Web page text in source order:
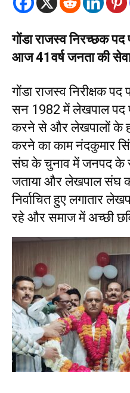
गोंडा राजस्व निरच्छक
आज 41वर्ष जनता की
गोंडा राजस्व निरीक्षक
सन 1982 में लेखपाल पद
करने से और लेखपालों के
करने का काम नंदकुमार
संघ के चुनाव में जनपद के
जताया और लेखपाल संघ
निर्वाचित हुए लगातार
रहे और समाज में अच्छी